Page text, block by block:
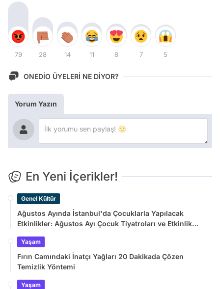
79 28 14 11 8 7 5
ONEDİO ÜYELERİ NE DİYOR?
Yorum Yazın
En Yeni İçerikler!
Genel Kültür
Ağustos Ayında İstanbul'da Çocuklarla Yapılacak
Etkinlikler: Ağustos Ayı Çocuk Tiyatroları ve Etkinlik
Yaşam
Fırın Camındaki İnatçı Yağları 20 Dakikada Çözen
Temizlik Yöntemi
Yaşam